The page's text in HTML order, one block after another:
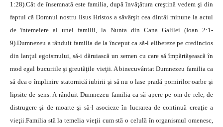
1:28).Cât de însemnată este familia, după învăţătura creştină vedem şi din
faptul că Domnul nostru Iisus Hristos a săvârşit cea dintâi minune la actul
de întemeiere al unei familii, la Nunta din Cana Galilei (Ioan 2:1-
9).Dumnezeu a rânduit familia de la început ca să-l elibereze pe credincios
din lanţul egoismului, să-i dăruiască un semen cu care să împărtăşească în
mod egal bucuriile şi greutăţile vieţii. A binecuvântat Dumnezeu familia ca
să dea o împlinire statornică iubirii şi să nu o lase pradă pornirilor oarbe şi
lipsite de sens. A rânduit Dumnezeu familia ca să apere pe om de rele, de
distrugere şi de moarte şi să-l asocieze în lucrarea de continuă creaţie a
vieţii.Familia stă la temelia vieţii cum stă o celulă în organismul omenesc,